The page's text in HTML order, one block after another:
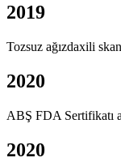
2019
Tozsuz ağızdaxili
2020
ABŞ FDA Sertifikatı
2020